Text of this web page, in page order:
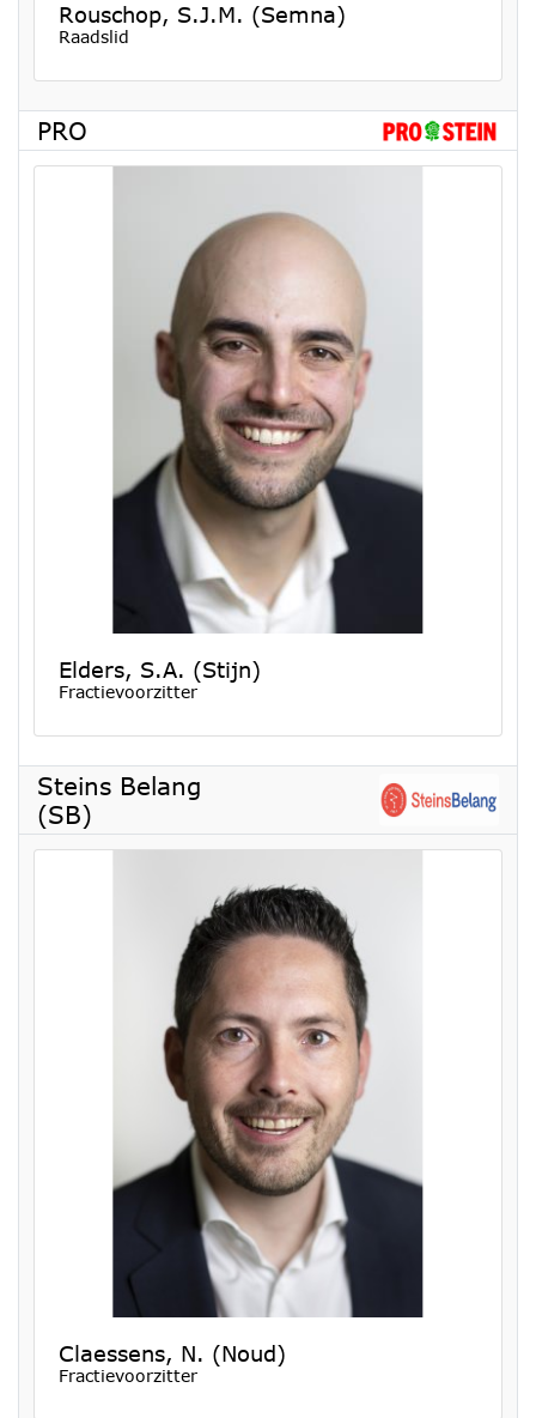
Rouschop, S.J.M. (Semna)
Raadslid
PRO
Elders, S.A. (Stijn)
Fractievoorzitter
Steins Belang
(SB)
Claessens, N. (Noud)
Fractievoorzitter